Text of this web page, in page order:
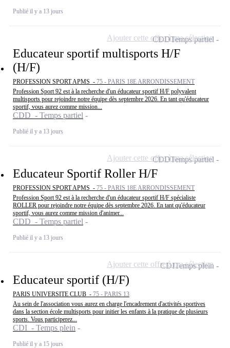
Publié il y a 13 jours
Educateur sportif multisports H/F
(H/F)
PROFESSION SPORT APMS - 75 - PARIS 18E ARRONDISSEMENT
Profession Sport 92 est à la recherche d'un éducateur sportif H/F polyvalent
multisports pour rejoindre notre équipe dès septembre 2026. En tant qu'éducateur
sportif, vous aurez comme mission...
CDD - Temps partiel
Publié il y a 13 jours
CDDTemps partiel
Ajouter cette offre à ma sélection
Educateur Sportif Roller H/F
PROFESSION SPORT APMS - 75 - PARIS 18E ARRONDISSEMENT
Profession Sport 92 est à la recherche d'un éducateur sportif H/F spécialiste
ROLLER pour rejoindre notre équipe dès septembre 2026. En tant qu'éducateur
sportif, vous aurez comme mission d'animer...
CDD - Temps partiel
Publié il y a 13 jours
CDDTemps partiel
Ajouter cette offre à ma sélection
Educateur sportif (H/F)
PARIS UNIVERSITE CLUB - 75 - PARIS 13
Au sein de l'association vous aurez en charge l'encadrement d'activités sportives
dans la section école multisports pour initier les enfants à la pratique de plusieurs
sports. Vous participerez...
CDI - Temps plein
Publié il y a 15 jours
CDITemps plein
Ajouter cette offre à ma sélection